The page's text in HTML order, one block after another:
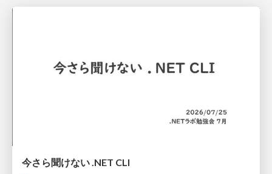
今さら聞けない .NET CLI